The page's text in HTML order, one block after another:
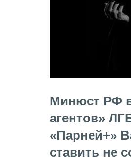
Минюст РФ
агентов»
«Парней+»
ставить не